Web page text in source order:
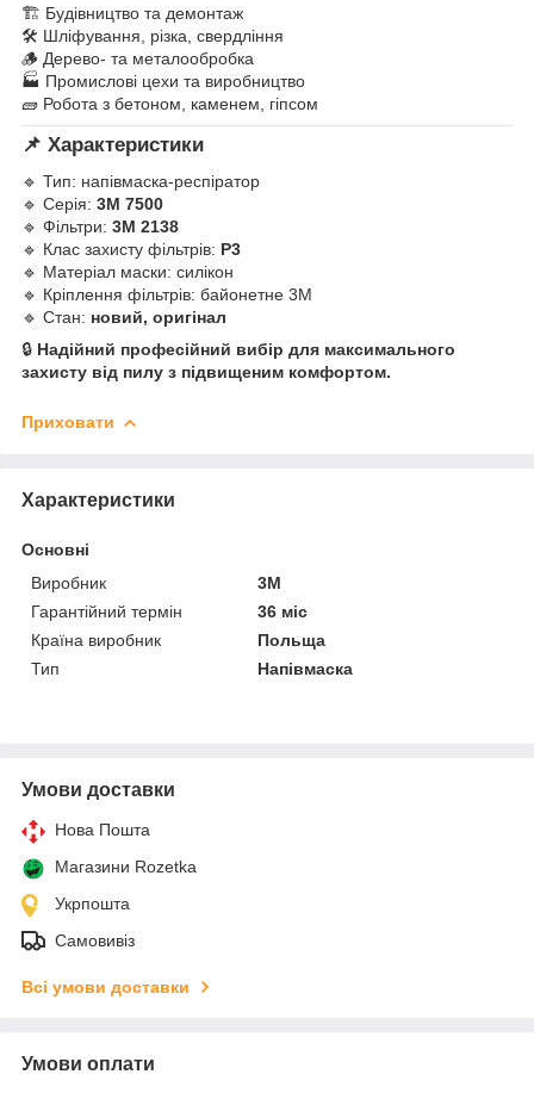
🏗️ Будівництво та демонтаж
🛠️ Шліфування, різка, свердління
🪵 Дерево- та металообробка
🏭 Промислові цехи та виробництво
🧱 Робота з бетоном, каменем, гіпсом
📌 Характеристики
🔹 Тип: напівмаска-респіратор
🔹 Серія: 3M 7500
🔹 Фільтри: 3M 2138
🔹 Клас захисту фільтрів: P3
🔹 Матеріал маски: силікон
🔹 Кріплення фільтрів: байонетне 3M
🔹 Стан: новий, оригінал
🔒 Надійний професійний вибір для максимального
захисту від пилу з підвищеним комфортом.
Приховати
Характеристики
Основні
Виробник
3М
Гарантійний термін
36 міс
Країна виробник
Польща
Тип
Напівмаска
Умови доставки
Нова Пошта
Магазини Rozetka
Укрпошта
Самовивіз
Всі умови доставки
Умови оплати